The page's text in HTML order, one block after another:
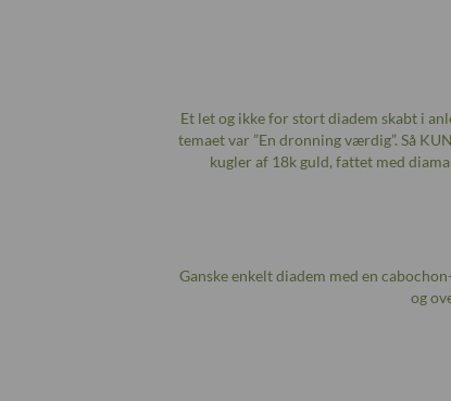
Et let og ikke for stort diadem skabt i
temaet var ”En dronning værdig”. Så
kugler af 18k guld, fattet med
Ganske enkelt diadem med en
og